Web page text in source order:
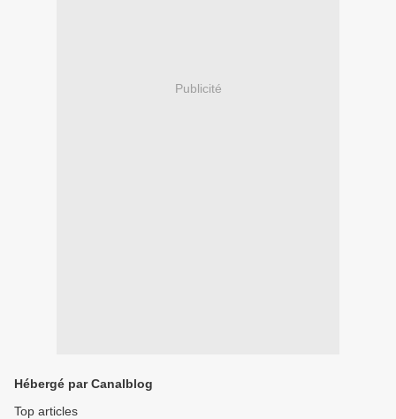
Publicité
Hébergé par Canalblog
Top articles